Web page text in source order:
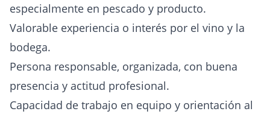
especialmente en pescado y producto.
Valorable experiencia o interés por el vino y la
bodega.
Persona responsable, organizada, con buena
presencia y actitud profesional.
Capacidad de trabajo en equipo y orientación al